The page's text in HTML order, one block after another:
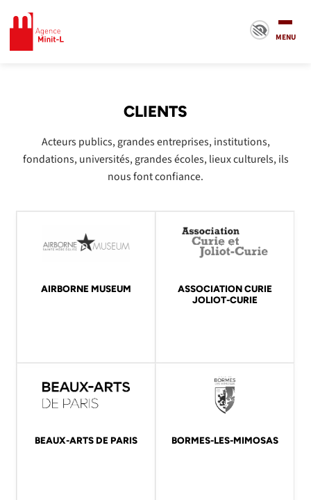
Minit-L
MENU
CLIENTS
Acteurs publics, grandes entreprises, institutions,
fondations, universités, grandes écoles, lieux culturels, ils
nous font confiance.
AIRBORNE MUSEUM
ASSOCIATION CURIE
JOLIOT-CURIE
BEAUX-ARTS DE PARIS BORMES-LES-MIMOSAS